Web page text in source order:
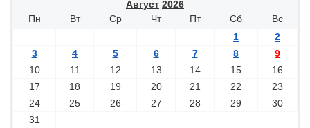
Август 2026
Пн
Вт Ср Чт Пт Сб
Вс
1
2
3
4 5 6 7 8
9
10
11 12 13 14 15
16
17
18 19 20 21 22
23
24
25 26 27 28 29
30
31